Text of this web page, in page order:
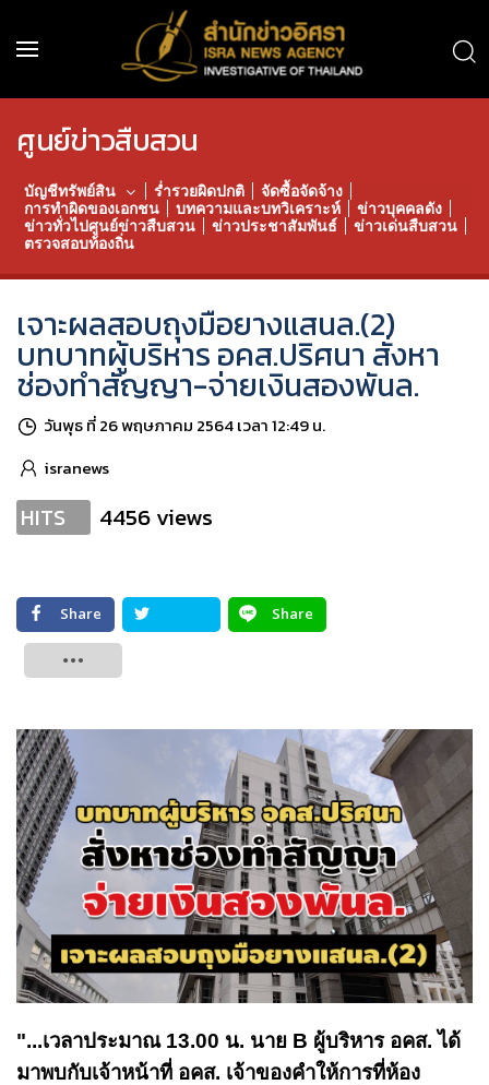
ศูนย์ข่าวสืบสวน
บัญชีทรัพย์สิน ร่ำรวยผิดปกติ
จัดซื้อจัดจ้าง
การทำผิดของเอกชน
บทความและบทวิเคราะห์
ข่าวบุคคลดัง
ข่าวทั่วไปศูนย์ข่าวสืบสวน
ข่าวประชาสัมพันธ์
ข่าวเด่นสืบสวน
ตรวจสอบท้องถิ่น
เจาะผลสอบถุงมือยางแสนล.(2)
บทบาทผู้บริหาร อคส.ปริศนา สั่งหา
ช่องทำสัญญา-จ่ายเงินสองพันล.
วันพุธ ที่ 26 พฤษภาคม 2564 เวลา 12:49 น.
isranews
HITS 4456 views
Share
Share
"...เวลาประมาณ 13.00 น. นาย B ผู้บริหาร อคส. ได้
มาพบกับเจ้าหน้าที่ อคส. เจ้าของคำให้การที่ห้อง